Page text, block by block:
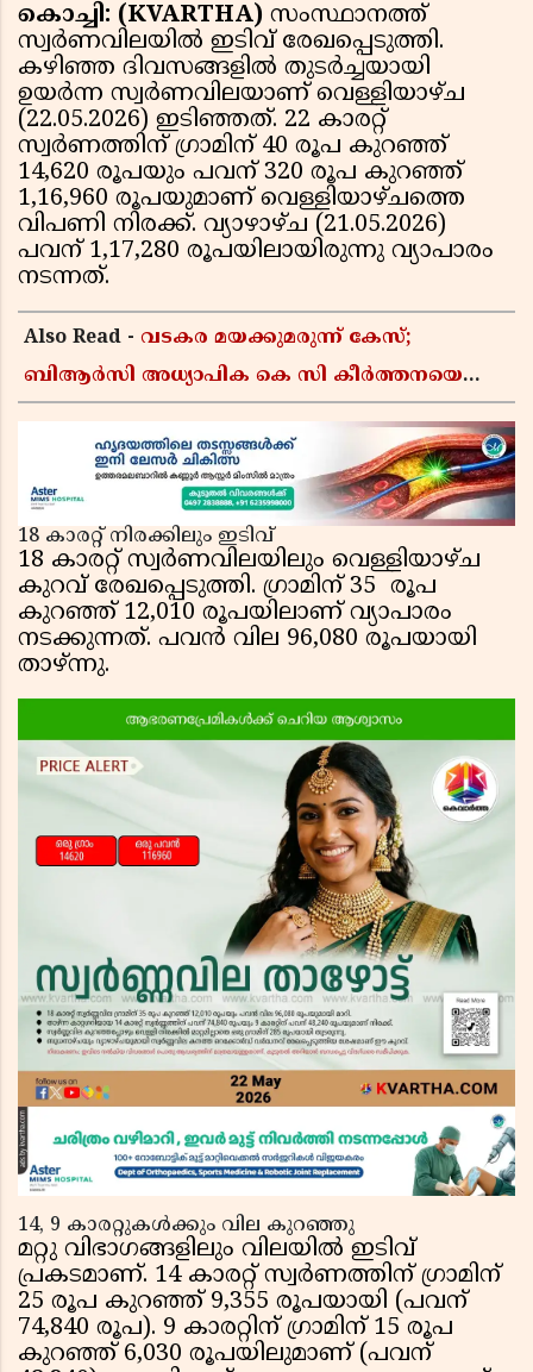
കൊച്ചി: (KVARTHA) സംസ്ഥാനത്ത്
സ്വർണവിലയിൽ ഇടിവ് രേഖപ്പെടുത്തി.
കഴിഞ്ഞ ദിവസങ്ങളിൽ തുടർച്ചയായി
ഉയർന്ന സ്വർണവിലയാണ് വെള്ളിയാഴ്ച
(22.05.2026) ഇടിഞ്ഞത്. 22 കാരറ്റ്
സ്വർണത്തിന് ഗ്രാമിന് 40 രൂപ കുറഞ്ഞ്
14,620 രൂപയും പവന് 320 രൂപ കുറഞ്ഞ്
1,16,960 രൂപയുമാണ് വെള്ളിയാഴ്ചത്തെ
വിപണി നിരക്ക്. വ്യാഴാഴ്ച (21.05.2026)
പവന് 1,17,280 രൂപയിലായിരുന്നു വ്യാപാരം
നടന്നത്.
Also Read - വടകര മയക്കുമരുന്ന് കേസ്;
ബിആർസി അധ്യാപിക കെ സി കീർത്തനയെ
18 കാരറ്റ് നിരക്കിലും ഇടിവ്
18 കാരറ്റ് സ്വർണവിലയിലും വെള്ളിയാഴ്ച
കുറവ് രേഖപ്പെടുത്തി. ഗ്രാമിന് 35 രൂപ
കുറഞ്ഞ് 12,010 രൂപയിലാണ് വ്യാപാരം
നടക്കുന്നത്. പവൻ വില 96,080 രൂപയായി
താഴ്ന്നു.
14, 9 കാരറ്റുകൾക്കും വില കുറഞ്ഞു
മറ്റു വിഭാഗങ്ങളിലും വിലയിൽ ഇടിവ്
പ്രകടമാണ്. 14 കാരറ്റ് സ്വർണത്തിന് ഗ്രാമിന്
25 രൂപ കുറഞ്ഞ് 9,355 രൂപയായി (പവന്
74,840 രൂപ). 9 കാരറ്റിന് ഗ്രാമിന് 15 രൂപ
കുറഞ്ഞ് 6,030 രൂപയിലുമാണ് (പവന്